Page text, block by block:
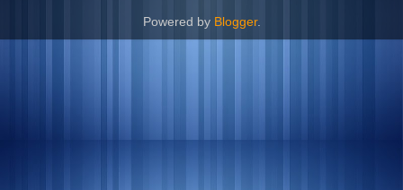
Powered by Blogger.